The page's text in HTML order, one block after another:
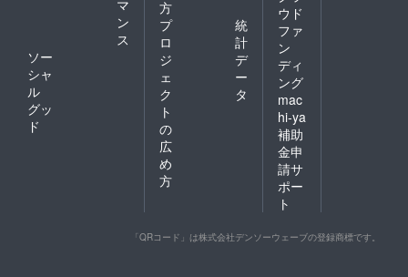
マ
ン
ス
ソー
シャ
ル
グッ
ド
方
プ
ロ
ジ
ェ
ク
ト
の
広
め
方
統
計
デ
ー
タ
ウド
ファ
ン
ディ
ング
mac
hi-ya
補助
金申
請サ
ポー
ト
「QRコード」は株式会社デンソーウェーブの登録商標です。